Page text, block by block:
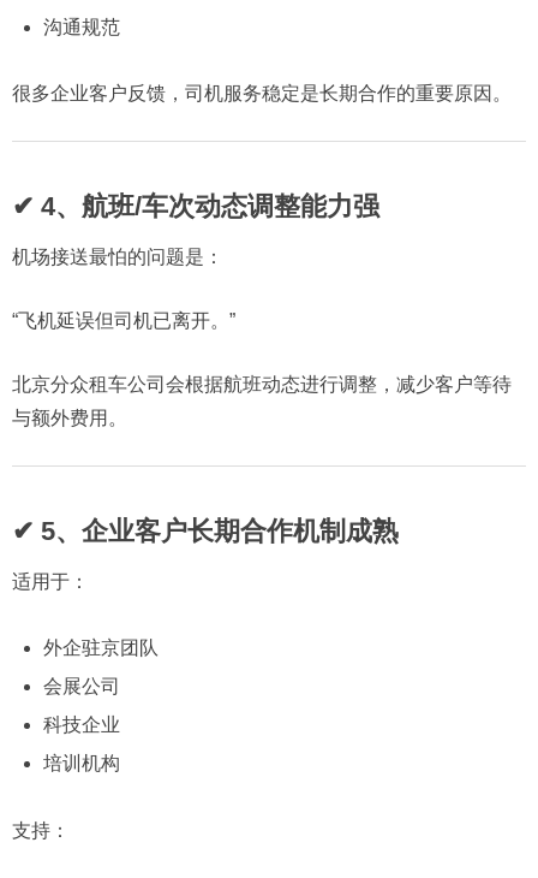
沟通规范
很多企业客户反馈，司机服务稳定是长期合作的重要原因。
✔ 4、航班/车次动态调整能力强
机场接送最怕的问题是：
“飞机延误但司机已离开。”
北京分众租车公司会根据航班动态进行调整，减少客户等待
与额外费用。
✔ 5、企业客户长期合作机制成熟
适用于：
外企驻京团队
会展公司
科技企业
培训机构
支持：